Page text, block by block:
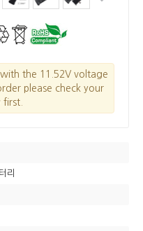
the 11.52V voltage
please check your
리